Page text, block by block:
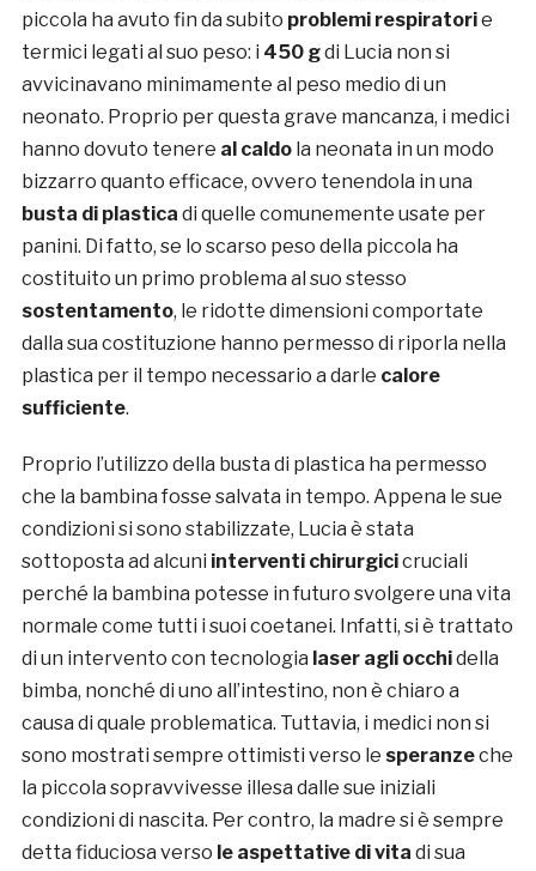
piccola ha avuto fin da subito problemi respiratorie
termici legati al suo peso: i 450 gdi Lucia non si
avvicinavano minimamente al peso medio di un
neonato. Proprio per questa grave mancanza, i medici
hanno dovuto tenere al caldola neonata in un modo
bizzarro quanto efficace, ovvero tenendola in una
busta di plastica di quelle comunemente usate per
panini. Di fatto, se lo scarso peso della piccola ha
costituito un primo problema al suo stesso
sostentamento, le ridotte dimensioni comportate
dalla sua costituzione hanno permesso di riporla nella
plastica per il tempo necessario a darle calore
sufficiente.
Proprio l’utilizzo della busta di plastica ha permesso
che la bambina fosse salvata in tempo. Appena le sue
condizioni si sono stabilizzate, Lucia è stata
sottoposta ad alcuni interventi chirurgicicruciali
perché la bambina potesse in futuro svolgere una vita
normale come tutti i suoi coetanei. Infatti, si è trattato
di un intervento con tecnologia laser agli occhidella
bimba, nonché di uno all’intestino, non è chiaro a
causa di quale problematica. Tuttavia, i medici non si
sono mostrati sempre ottimisti verso le speranzeche
la piccola sopravvivesse illesa dalle sue iniziali
condizioni di nascita. Per contro, la madre si è sempre
detta fiduciosa verso le aspettative di vita di sua